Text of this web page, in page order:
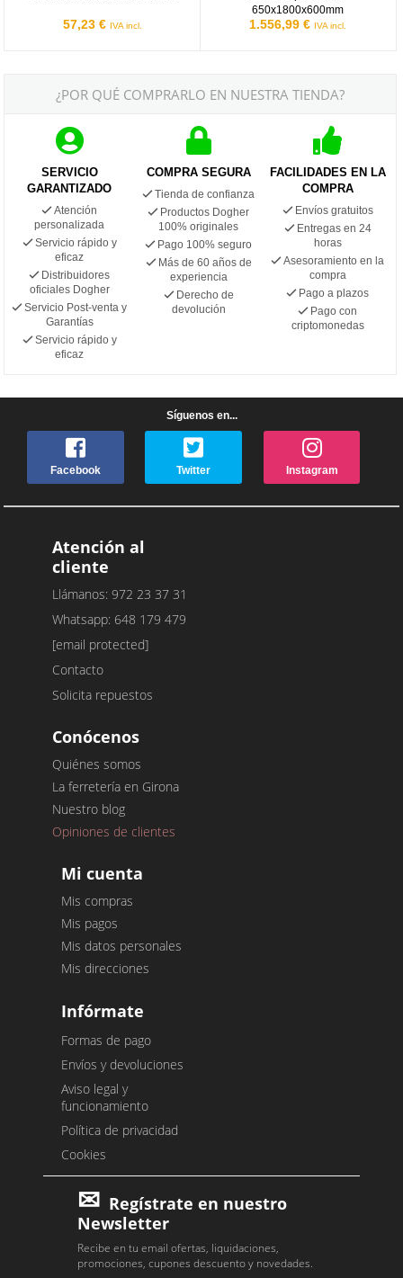
57,23 € IVA incl.
650x1800x600mm
1.556,99 € IVA incl.
¿POR QUÉ COMPRARLO EN NUESTRA TIENDA?
SERVICIO
GARANTIZADO
Atención
personalizada
Servicio rápido y
eficaz
Distribuidores
oficiales Dogher
Servicio Post-venta y
Garantías
Servicio rápido y
eficaz
COMPRA SEGURA
Tienda de confianza
Productos Dogher
100% originales
Pago 100% seguro
Más de 60 años de
experiencia
Derecho de
devolución
FACILIDADES EN LA
COMPRA
Envíos gratuitos
Entregas en 24
horas
Asesoramiento en la
compra
Pago a plazos
Pago con
criptomonedas
Síguenos en...
Facebook Twitter Instagram
Atención al
cliente
Llámanos: 972 23 37 31
Whatsapp: 648 179 479
[email protected]
Contacto
Solicita repuestos
Conócenos
Quiénes somos
La ferretería en Girona
Nuestro blog
Opiniones de clientes
Mi cuenta
Mis compras
Mis pagos
Mis datos personales
Mis direcciones
Infórmate
Formas de pago
Envíos y devoluciones
Aviso legal y
funcionamiento
Política de privacidad
Cookies
Regístrate en nuestro
Newsletter
Recibe en tu email ofertas, liquidaciones,
promociones, cupones descuento y novedades.